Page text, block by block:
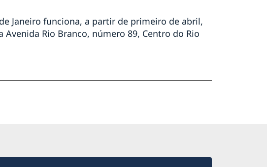
Janeiro funciona, a partir de primeiro de abril,
Rio Branco, número 89, Centro do Rio